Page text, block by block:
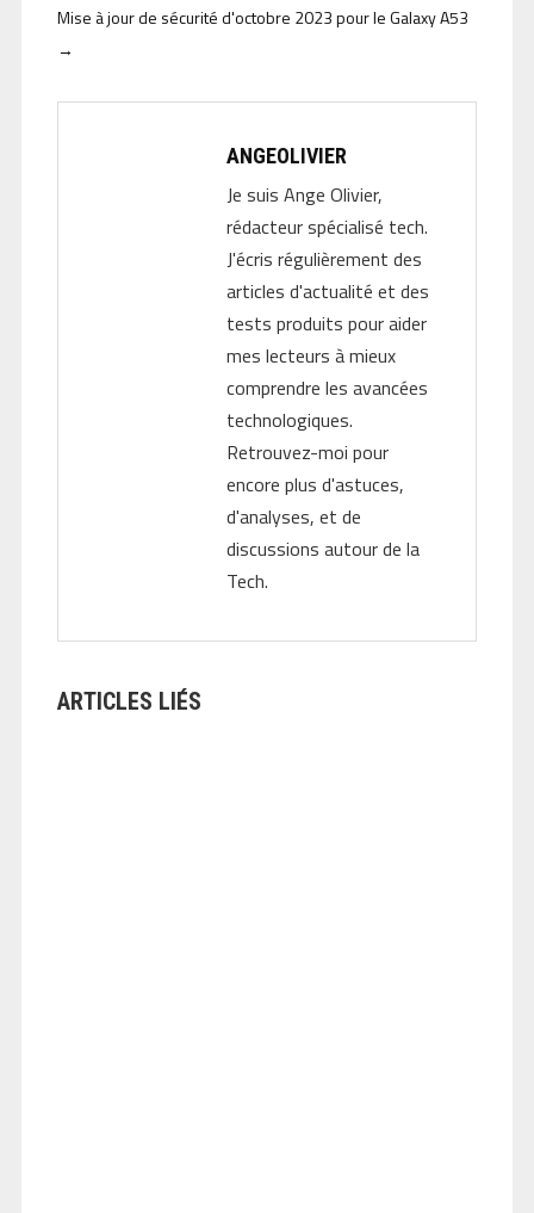
Mise à jour de sécurité d'octobre 2023 pour le Galaxy A53
→
ANGEOLIVIER
Je suis Ange Olivier,
rédacteur spécialisé tech.
J'écris régulièrement des
articles d'actualité et des
tests produits pour aider
mes lecteurs à mieux
comprendre les avancées
technologiques.
Retrouvez-moi pour
encore plus d'astuces,
d'analyses, et de
discussions autour de la
Tech.
ARTICLES LIÉS